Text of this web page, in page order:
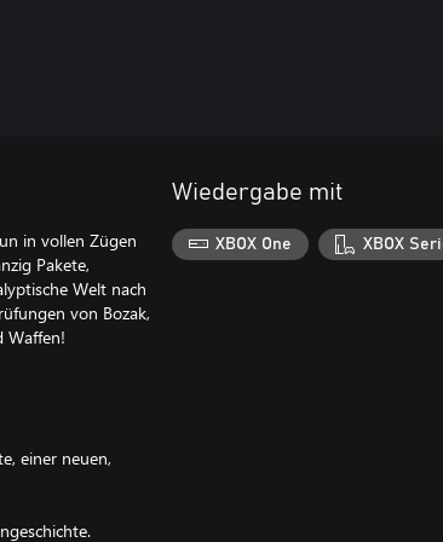
in vollen Zügen
Pakete,
Welt nach
von Bozak,
Waffen!
einer neuen,
Wiedergabe mit
XBOX One XBOX